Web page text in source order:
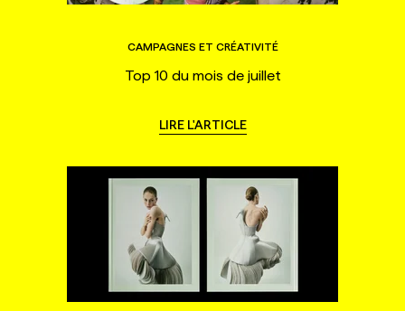
CAMPAGNES ET CRÉATIVITÉ
Top 10 du mois de juillet
LIRE L'ARTICLE